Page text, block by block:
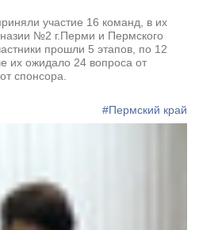
участие 16 команд, в их
№2 г.Перми и Пермского
прошли 5 этапов, по 12
их ожидало 24 вопроса от
спонсора.
#Пермский край